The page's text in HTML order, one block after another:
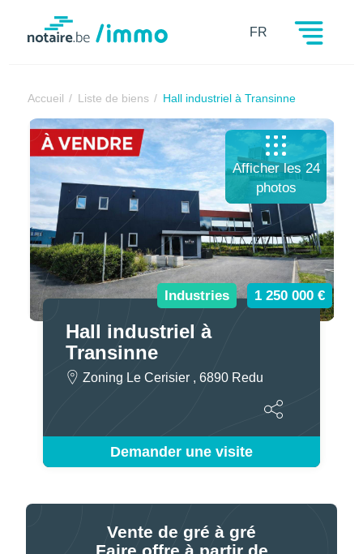
Notaire.be FR
Accueil Liste de biens Hall industriel à Transinne
Industries 1 250 000 €
Hall industriel à
Transinne
Zoning Le Cerisier , 6890 Redu
Demander une visite
Afficher les 24
photos
Vente de gré à gré
Faire offre à partir de